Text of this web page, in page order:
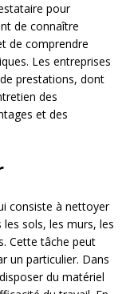
pour
de connaître
de comprendre
Les entreprises
prestations, dont
des
et des
consiste à nettoyer
sols, les murs, les
Cette tâche peut
un particulier. Dans
du matériel